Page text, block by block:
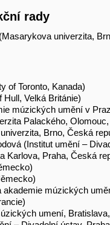
rady
univerzita,
of Toronto, Kanada)
Velká Británie)
múzických umění v
Palackého,
Brno, Česká
(Institut umění –
Karlova, Praha, Česká
múzických
umení,